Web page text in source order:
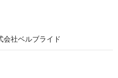
会社ベルブライド